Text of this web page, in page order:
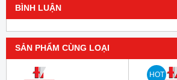
BÌNH LUẬN
SẢN PHẨM CÙNG LOẠI
HOT